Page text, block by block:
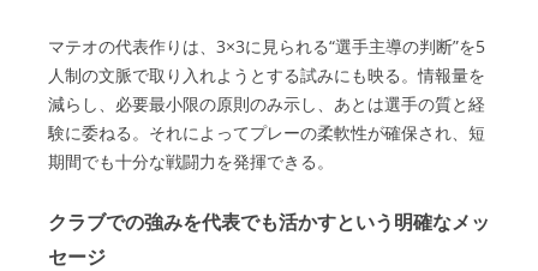
マテオの代表作りは、3×3に見られる“選手主導の判断”を5
人制の文脈で取り入れようとする試みにも映る。情報量を
減らし、必要最小限の原則のみ示し、あとは選手の質と経
験に委ねる。それによってプレーの柔軟性が確保され、短
期間でも十分な戦闘力を発揮できる。
クラブでの強みを代表でも活かすという明確なメッ
セージ